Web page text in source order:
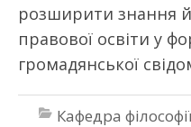
розширити знання
правової освіти у
громадянської
Кафедра